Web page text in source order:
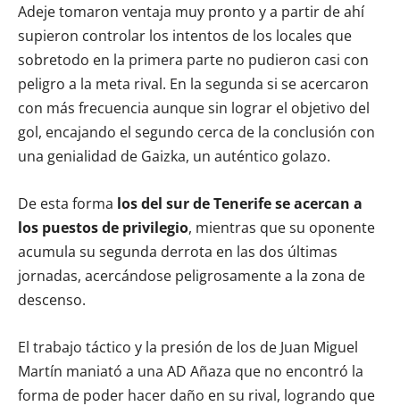
Adeje tomaron ventaja muy pronto y a partir de ahí
supieron controlar los intentos de los locales que
sobretodo en la primera parte no pudieron casi con
peligro a la meta rival. En la segunda si se acercaron
con más frecuencia aunque sin lograr el objetivo del
gol, encajando el segundo cerca de la conclusión con
una genialidad de Gaizka, un auténtico golazo.
De esta forma los del sur de Tenerife se acercan a
los puestos de privilegio, mientras que su oponente
acumula su segunda derrota en las dos últimas
jornadas, acercándose peligrosamente a la zona de
descenso.
El trabajo táctico y la presión de los de Juan Miguel
Martín maniató a una AD Añaza que no encontró la
forma de poder hacer daño en su rival, logrando que